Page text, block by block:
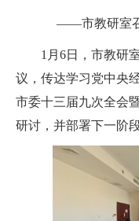
——市教研室
1月6日，市教研
议，传达学习党中央
市委十三届九次全会
研讨，并部署下一阶